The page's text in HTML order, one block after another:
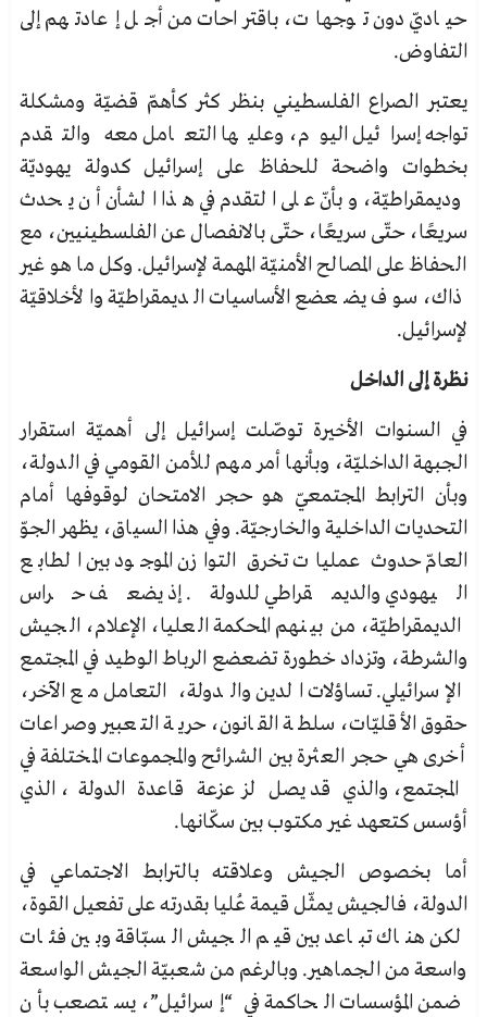
حياديّ دون توجهات، باقتراحات من أجل إعادتهم إلى
التفاوض.
يعتبر الصراع الفلسطيني بنظر كثر كأهمّ قضيّة ومشكلة
تواجه إسرائيل اليوم، وعليها التعامل معه والتقدم
بخطوات واضحة للحفاظ على إسرائيل كدولة يهوديّة
وديمقراطيّة، وبأنّ على التقدم في هذا الشأن أن يحدث
سريعًا، حتّى سريعًا، حتّى بالانفصال عن الفلسطينيين، مع
الحفاظ على المصالح الأمنيّة المهمة لإسرائيل. وكل ما هو غير
ذاك، سوف يضعضع الأساسيات الديمقراطيّة والأخلاقيّة
لإسرائيل.
نظرة إلى الداخل
في السنوات الأخيرة توصّلت إسرائيل إلى أهميّة استقرار
الجبهة الداخليّة، وبأنها أمر مهم للأمن القومي في الدولة،
وبأن الترابط المجتمعيّ هو حجر الامتحان لوقوفها أمام
التحديات الداخلية والخارجيّة. وفي هذا السياق، يظهر الجوّ
العامّ حدوث عمليات تخرق التوازن الموجود بين الطابع
اليهودي والديمقراطي للدولة. إذ يضعف حراس
الديمقراطيّة، من بينهم المحكمة العليا، الإعلام، الجيش
والشرطة، وتزداد خطورة تضعضع الرباط الوطيد في المجتمع
الإسرائيلي. تساؤلات الدين والدولة، التعامل مع الآخر،
حقوق الأقليّات، سلطة القانون، حرية التعبير وصراعات
أخرى هي حجر العثرة بين الشرائح والمجموعات المختلفة في
المجتمع، والذي قد يصل لزعزعة قاعدة الدولة، الذي
أؤسس كتعهد غير مكتوب بين سكّانها.
أما بخصوص الجيش وعلاقته بالترابط الاجتماعي في
الدولة، فالجيش يمثّل قيمة عُليا بقدرته على تفعيل القوة،
لكن هناك تباعد بين قيم الجيش السبّاقة وبين فئات
واسعة من الجماهير. وبالرغم من شعبيّة الجيش الواسعة
ضمن المؤسسات الحاكمة في “إسرائيل”، يستصعب بأن